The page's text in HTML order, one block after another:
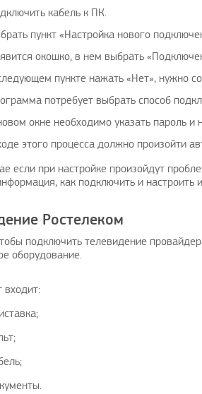
кабель к ПК.
пункт «Настройка нового
окошко, в нем выбрать
пункте нажать «Нет», нужно
потребует выбрать способ
окне необходимо указать пароль и
этого процесса должно произойти
если при настройке произойдут
как подключить и настроить
Ростелеком
подключить телевидение
оборудование.
входит: